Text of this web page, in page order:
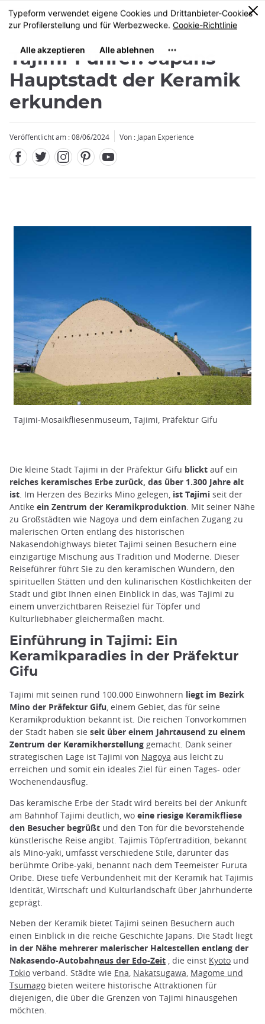
Größe
MENU
0
Tajimi-Führer: Japans
Hauptstadt der Keramik
erkunden
Veröffentlicht am : 08/06/2024 Von : Japan Experience
Tajimi-Mosaikfliesenmuseum, Tajimi, Präfektur Gifu
Die kleine Stadt Tajimi in der Präfektur Gifu blickt auf ein
reiches keramisches Erbe zurück, das über 1.300 Jahre alt
ist. Im Herzen des Bezirks Mino gelegen, ist Tajimi seit der
Antike ein Zentrum der Keramikproduktion. Mit seiner Nähe
zu Großstädten wie Nagoya und dem einfachen Zugang zu
malerischen Orten entlang des historischen
Nakasendohighways bietet Tajimi seinen Besuchern eine
einzigartige Mischung aus Tradition und Moderne. Dieser
Reiseführer führt Sie zu den keramischen Wundern, den
spirituellen Stätten und den kulinarischen Köstlichkeiten der
Stadt und gibt Ihnen einen Einblick in das, was Tajimi zu
einem unverzichtbaren Reiseziel für Töpfer und
Kulturliebhaber gleichermaßen macht.
Einführung in Tajimi: Ein
Keramikparadies in der Präfektur
Gifu
Tajimi mit seinen rund 100.000 Einwohnern liegt im Bezirk
Mino der Präfektur Gifu, einem Gebiet, das für seine
Keramikproduktion bekannt ist. Die reichen Tonvorkommen
der Stadt haben sie seit über einem Jahrtausend zu einem
Zentrum der Keramikherstellung gemacht. Dank seiner
strategischen Lage ist Tajimi von Nagoya aus leicht zu
erreichen und somit ein ideales Ziel für einen Tages- oder
Wochenendausflug.
Das keramische Erbe der Stadt wird bereits bei der Ankunft
am Bahnhof Tajimi deutlich, wo eine riesige Keramikfliese
den Besucher begrüßt und den Ton für die bevorstehende
künstlerische Reise angibt. Tajimis Töpfertradition, bekannt
als Mino-yaki, umfasst verschiedene Stile, darunter das
berühmte Oribe-yaki, benannt nach dem Teemeister Furuta
Oribe. Diese tiefe Verbundenheit mit der Keramik hat Tajimis
Identität, Wirtschaft und Kulturlandschaft über Jahrhunderte
geprägt.
Neben der Keramik bietet Tajimi seinen Besuchern auch
einen Einblick in die reiche Geschichte Japans. Die Stadt liegt
in der Nähe mehrerer malerischer Haltestellen entlang der
Nakasendo-Autobahnaus der Edo-Zeit , die einst Kyoto und
Tokio verband. Städte wie Ena Nakatsugawa Magome und
Tsumago bieten weitere historische Attraktionen für
diejenigen, die über die Grenzen von Tajimi hinausgehen
möchten.